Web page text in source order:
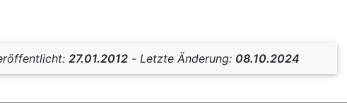
27.01.2012 - Letzte Änderung: 08.10.2024